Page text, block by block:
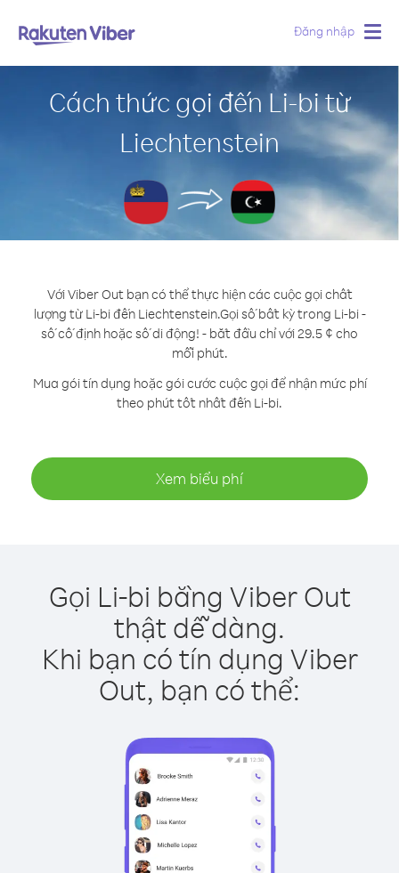
Đăng nhập
Cách thức gọi đến Li-bi từ
Liechtenstein
Với Viber Out bạn có thể thực hiện các cuộc gọi chất
lượng từ Li-bi đến Liechtenstein.Gọi số bất kỳ trong Li-bi -
số cố định hoặc số di động! - bắt đầu chỉ với 29.5 ¢ cho
mỗi phút.
Mua gói tín dụng hoặc gói cước cuộc gọi để nhận mức phí
theo phút tốt nhất đến Li-bi.
Xem biểu phí
Gọi Li-bi bằng Viber Out
thật dễ dàng.
Khi bạn có tín dụng Viber
Out, bạn có thể: